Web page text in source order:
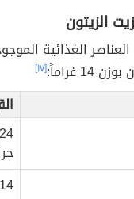
الزيتون
الغذائية
غراماً:
[١٧]
14 غراماً